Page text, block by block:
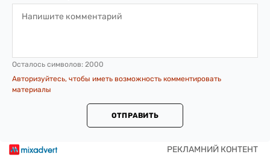
Осталось символов: 2000
Авторизуйтесь, чтобы иметь возможность комментировать
материалы
ОТПРАВИТЬ